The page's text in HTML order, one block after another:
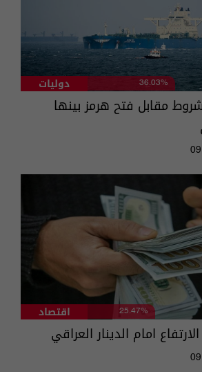
دوليات 36.03%
تطرح 6 شروط مقابل فتح هرمز بينها
اقتصاد 25.47%
امام الدينار العراقي